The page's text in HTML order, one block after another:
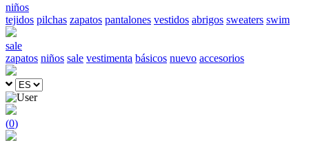
niños
tejidos pilchas zapatos pantalones vestidos abrigos sweaters swim
sale
zapatos niños sale vestimenta básicos nuevo accesorios
(0)